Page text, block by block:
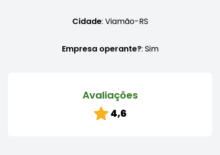
Cidade: Viamão-RS
Empresa operante?: Sim
Avaliações
4,6